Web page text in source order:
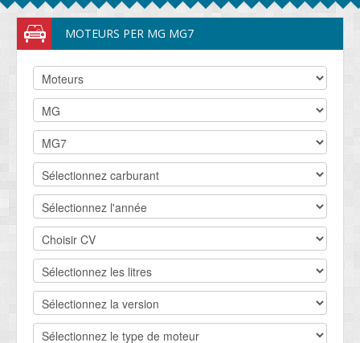
PRODUITS
DEVIS BV
CONTACT
SOCIETÉ
SERVICE CLIENTS
CONDITIONS
MOTEURS PER MG MG7